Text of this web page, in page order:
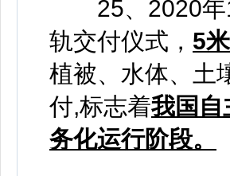
25、2020年
轨交付仪式， 5
植被、水体、土
付,标志着我国自
务化运行阶段。